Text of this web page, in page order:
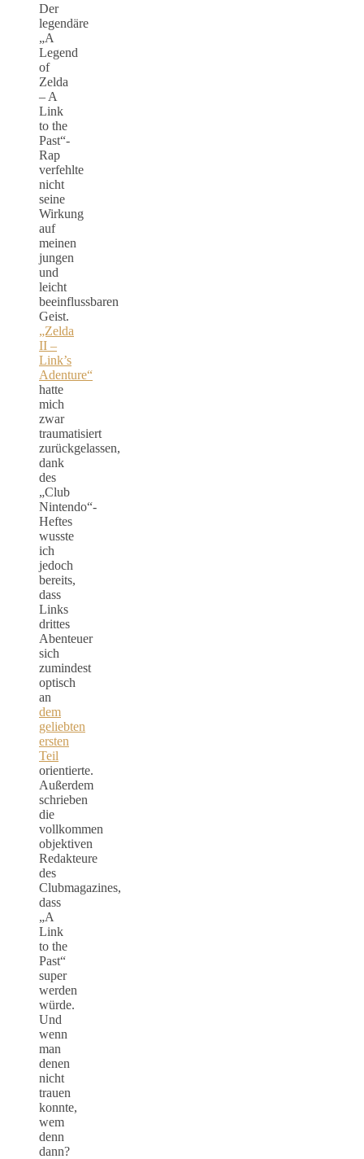
Der
legendäre
„A
Legend
of
Zelda
– A
Link
to the
Past“-
Rap
verfehlte
nicht
seine
Wirkung
auf
meinen
jungen
und
leicht
beeinflussbaren
Geist.
„Zelda
II –
Link’s
Adenture“
hatte
mich
zwar
traumatisiert
zurückgelassen,
dank
des
„Club
Nintendo“-
Heftes
wusste
ich
jedoch
bereits,
dass
Links
drittes
Abenteuer
sich
zumindest
optisch
an
dem
geliebten
ersten
Teil
orientierte.
Außerdem
schrieben
die
vollkommen
objektiven
Redakteure
des
Clubmagazines,
dass
„A
Link
to the
Past“
super
werden
würde.
Und
wenn
man
denen
nicht
trauen
konnte,
wem
denn
dann?